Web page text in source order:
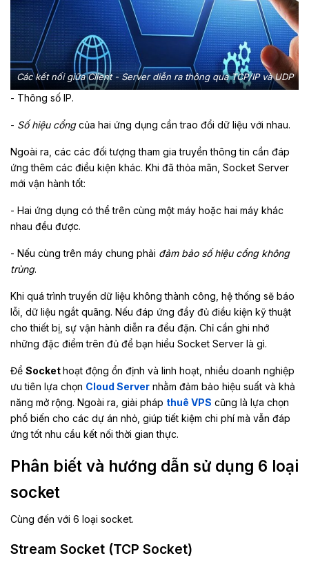
Các kết nối giữa Client - Server diễn ra thông qua TCP/IP và UDP
- Thông số IP.
- Số hiệu cổngcủa hai ứng dụng cần trao đổi dữ liệu với nhau.
Ngoài ra, các các đối tượng tham gia truyền thông tin cần đáp
ứng thêm các điều kiện khác. Khi đã thỏa mãn, Socket Server
mới vận hành tốt:
- Hai ứng dụng có thể trên cùng một máy hoặc hai máy khác
nhau đều được.
- Nếu cùng trên máy chung phải đảm bảo số hiệu cổng không
trùng.
Khi quá trình truyền dữ liệu không thành công, hệ thống sẽ báo
lỗi, dữ liệu ngắt quãng. Nếu đáp ứng đầy đủ điều kiện kỹ thuật
cho thiết bị, sự vận hành diễn ra đều đặn. Chỉ cần ghi nhớ
những đặc điểm trên đủ để bạn hiểu Socket Server là gì.
Để Sockethoạt động ổn định và linh hoạt, nhiều doanh nghiệp
ưu tiên lựa chọn Cloud Server nhằm đảm bảo hiệu suất và khả
năng mở rộng. Ngoài ra, giải pháp thuê VPS cũng là lựa chọn
phổ biến cho các dự án nhỏ, giúp tiết kiệm chi phí mà vẫn đáp
ứng tốt nhu cầu kết nối thời gian thực.
Phân biết và hướng dẫn sử dụng 6 loại
socket
Cùng đến với 6 loại socket.
Stream Socket (TCP Socket)